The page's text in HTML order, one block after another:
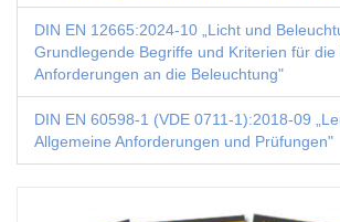
DIN EN 12665:2024-10 „Licht und
Grundlegende Begriffe und Kriterien für
Anforderungen an die Beleuchtung"
DIN EN 60598-1 (VDE 0711-1):2018-09
Allgemeine Anforderungen und Prüfungen"